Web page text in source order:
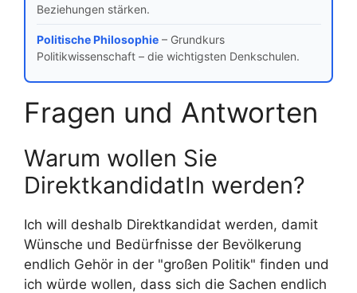
Beziehungen stärken.
Politische Philosophie– Grundkurs
Politikwissenschaft – die wichtigsten Denkschulen.
Fragen und Antworten
Warum wollen Sie
DirektkandidatIn werden?
Ich will deshalb Direktkandidat werden, damit
Wünsche und Bedürfnisse der Bevölkerung
endlich Gehör in der "großen Politik" finden und
ich würde wollen, dass sich die Sachen endlich